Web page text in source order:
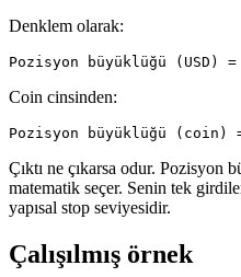
Denklem olarak:
Coin cinsinden:
Çıktı ne çıkarsa odur.
matematik seçer. Senin tek
yapısal stop seviyesidir.
Çalışılmış örnek